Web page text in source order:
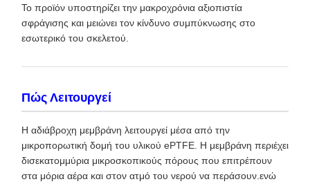
Το προϊόν υποστηρίζει την μακροχρόνια αξιοπιστία
σφράγισης και μειώνει τον κίνδυνο συμπύκνωσης στο
εσωτερικό του σκελετού.
Πώς Λειτουργεί
Η αδιάβροχη μεμβράνη λειτουργεί μέσα από την
μικροπορωτική δομή του υλικού ePTFE. Η μεμβράνη περιέχει
δισεκατομμύρια μικροσκοπικούς πόρους που επιτρέπουν
στα μόρια αέρα και στον ατμό του νερού να περάσουν.ενώ